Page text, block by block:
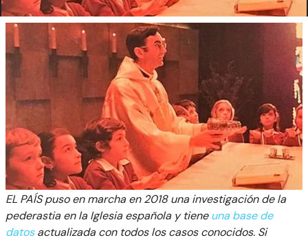
EL PAÍS puso en marcha en 2018 una investigación de la
pederastia en la Iglesia española y tieneuna base de
datosactualizada con todos los casos conocidos. Si